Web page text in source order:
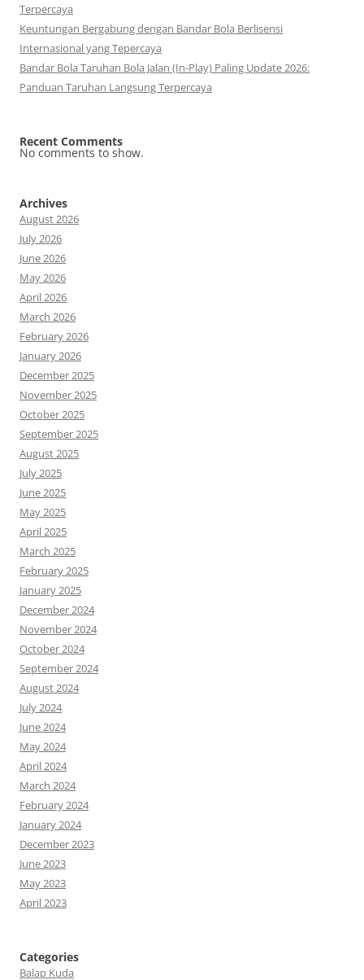
Terpercaya
Keuntungan Bergabung dengan Bandar Bola Berlisensi
Internasional yang Tepercaya
Bandar Bola Taruhan Bola Jalan (In-Play) Paling Update 2026:
Panduan Taruhan Langsung Terpercaya
Recent Comments
No comments to show.
Archives
August 2026
July 2026
June 2026
May 2026
April 2026
March 2026
February 2026
January 2026
December 2025
November 2025
October 2025
September 2025
August 2025
July 2025
June 2025
May 2025
April 2025
March 2025
February 2025
January 2025
December 2024
November 2024
October 2024
September 2024
August 2024
July 2024
June 2024
May 2024
April 2024
March 2024
February 2024
January 2024
December 2023
June 2023
May 2023
April 2023
Categories
Balap Kuda